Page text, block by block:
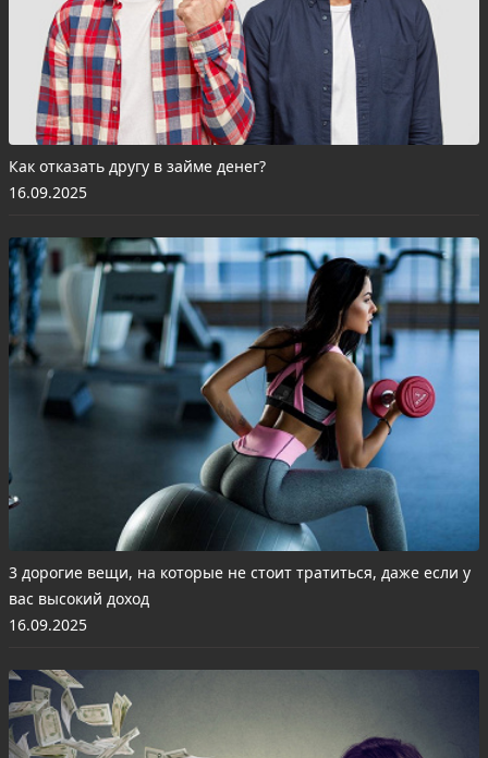
Как отказать другу в займе денег?
16.09.2025
3 дорогие вещи, на которые не стоит тратиться, даже если у
вас высокий доход
16.09.2025